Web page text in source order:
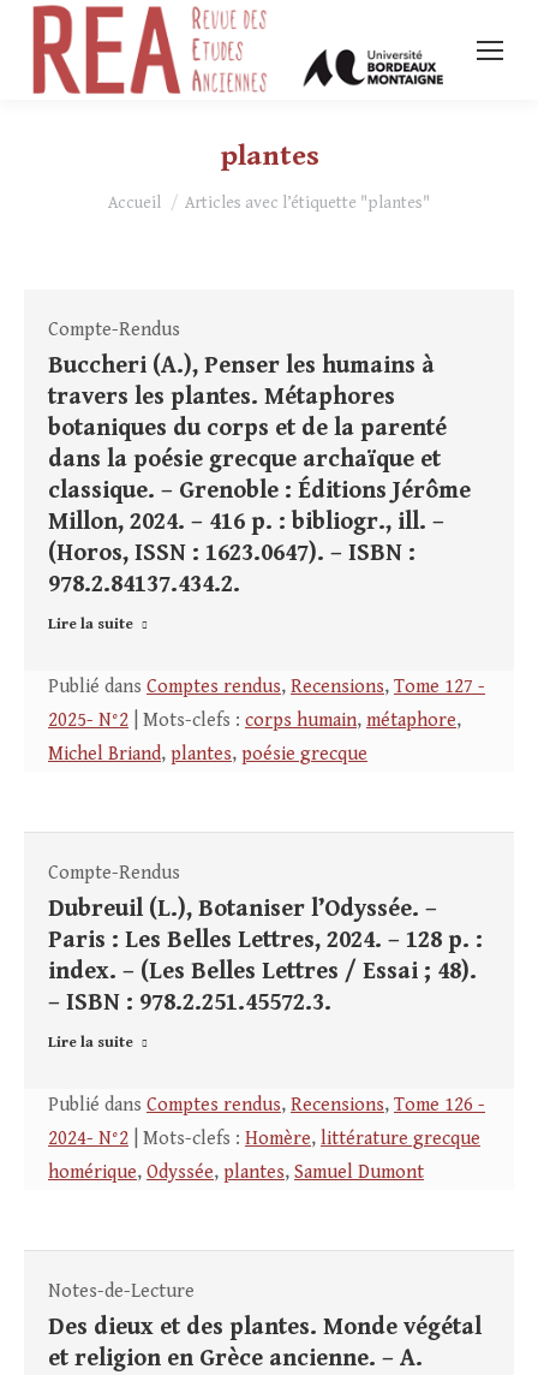
plantes
Vous êtes ici :
Accueil Articles avec l’étiquette "plantes"
Compte-Rendus
Buccheri (A.), Penser les humains à
travers les plantes. Métaphores
botaniques du corps et de la parenté
dans la poésie grecque archaïque et
classique. – Grenoble : Éditions Jérôme
Millon, 2024. – 416 p. : bibliogr., ill. –
(Horos, ISSN : 1623.0647). – ISBN :
978.2.84137.434.2.
Lire la suite
Publié dans Comptes rendus, Recensions, Tome 127 -
2025- N°2 | Mots-clefs : corps humain, métaphore,
Michel Briand, plantes, poésie grecque
Compte-Rendus
Dubreuil (L.), Botaniser l’Odyssée. –
Paris : Les Belles Lettres, 2024. – 128 p. :
index. – (Les Belles Lettres / Essai ; 48).
– ISBN : 978.2.251.45572.3.
Lire la suite
Publié dans Comptes rendus, Recensions, Tome 126 -
2024- N°2 | Mots-clefs : Homère, littérature grecque
homérique, Odyssée, plantes, Samuel Dumont
Notes-de-Lecture
Des dieux et des plantes. Monde végétal
et religion en Grèce ancienne. – A.